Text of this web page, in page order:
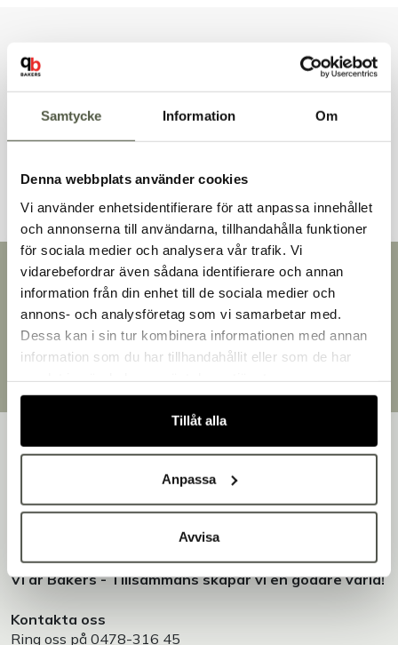
Samtycke Information Om
Denna webbplats använder cookies
Vi använder enhetsidentifierare för att anpassa innehållet
och annonserna till användarna, tillhandahålla funktioner
för sociala medier och analysera vår trafik. Vi
vidarebefordrar även sådana identifierare och annan
information från din enhet till de sociala medier och
annons- och analysföretag som vi samarbetar med.
Dessa kan i sin tur kombinera informationen med annan
information som du har tillhandahållit eller som de har
Tillåt alla
Anpassa
Avvisa
Liknande produkter
Snabb leverans
Leverans inom 3-5 arbetsdagar.
Brett sortiment
Över 30 000 produkter
Egen produktion
Designat och tillverkat i Småland
Bakers är en helhetsleverantör av professionell
utrustning för bageri, konditori och restaurang – med egen
produktion i Småland.
Vi är Bakers - Tillsammans skapar vi en godare värld!
Kontakta oss
Ring oss på 0478-316 45
Välkommen till Bakers!
Handlar du som företag eller privatperson?
Fortsätt som privatperson